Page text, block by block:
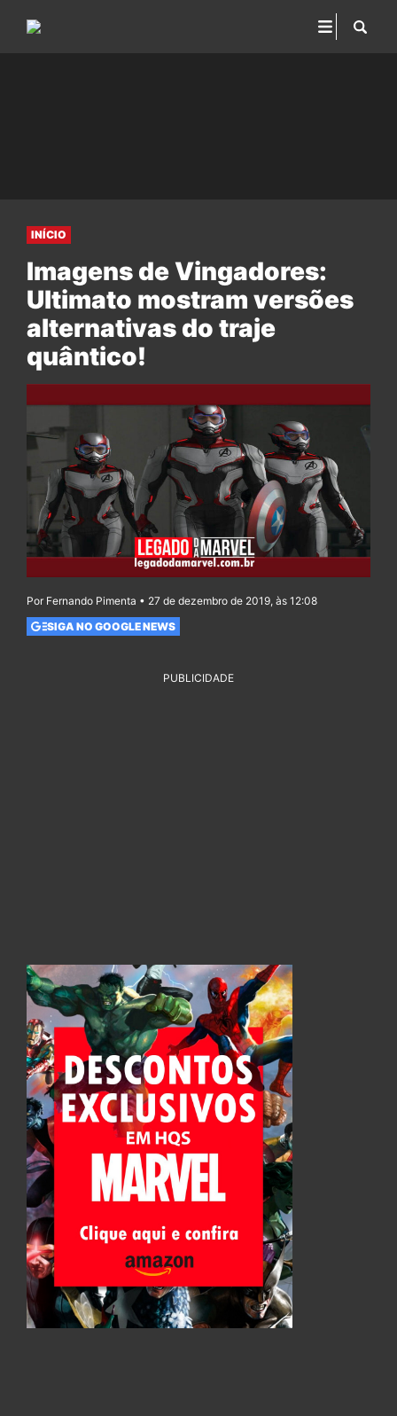
INÍCIO
Imagens de Vingadores:
Ultimato mostram versões
alternativas do traje
quântico!
Por Fernando Pimenta • 27 de dezembro de 2019, às 12:08
SIGA NO GOOGLE NEWS
PUBLICIDADE